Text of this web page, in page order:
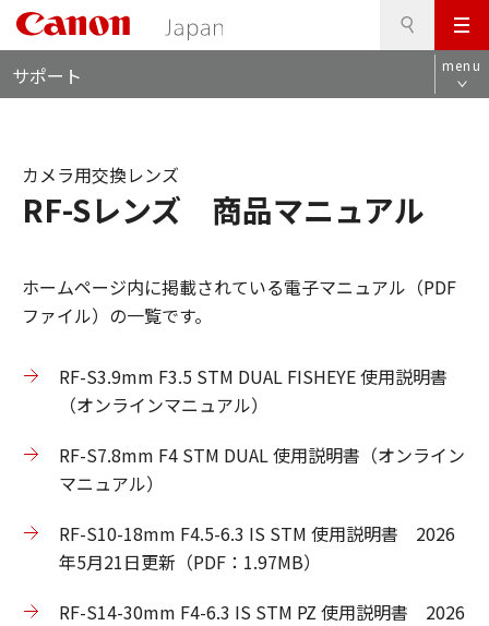
メ
ニ
ュ
サポート menu
RF-Sレンズ 商品マニュアル
カメラ用交換レンズ
ホームページ内に掲載されている電子マニュアル（PDF
ファイル）の一覧です。
RF-S3.9mm F3.5 STM DUAL FISHEYE 使用説明書
（オンラインマニュアル）
RF-S7.8mm F4 STM DUAL 使用説明書（オンライン
マニュアル）
RF-S10-18mm F4.5-6.3 IS STM 使用説明書 2026
年5月21日更新（PDF：1.97MB）
RF-S14-30mm F4-6.3 IS STM PZ 使用説明書 2026